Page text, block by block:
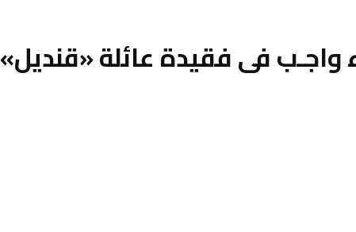
واجـب فى فقيدة عائلة «قنديل»